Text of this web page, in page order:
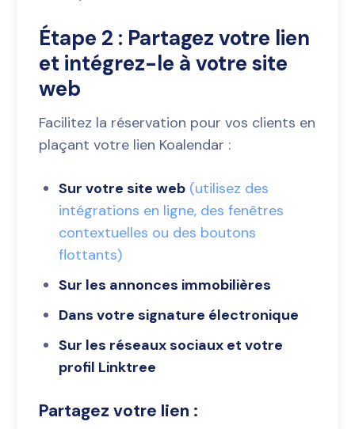
Étape 2 : Partagez votre lien
et intégrez-le à votre site
web
Facilitez la réservation pour vos clients en
plaçant votre lien Koalendar :
Sur votre site web (utilisez des
intégrations en ligne, des fenêtres
contextuelles ou des boutons
flottants)
Sur les annonces immobilières
Dans votre signature électronique
Sur les réseaux sociaux et votre
profil Linktree
Partagez votre lien :